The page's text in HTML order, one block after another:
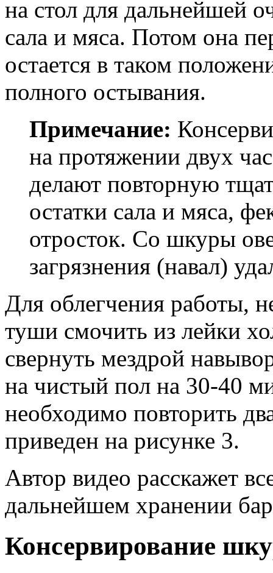
на стол для дальнейшей
сала и мяса. Потом она
остается в таком
полного остывания.
Примечание:
на протяжении двух
делают повторную
остатки сала и мяса,
отросток. Со шкуры
загрязнения (навал)
Для облегчения работы,
туши смочить из лейки
свернуть мездрой
на чистый пол на 30-40
необходимо повторить
приведен на рисунке 3.
Автор видео расскажет
дальнейшем хранении
Консервирование